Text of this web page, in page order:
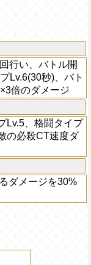
行い、バトル開
Lv.6(30秒)、バト
倍のダメージ
Lv.5、格闘タイプ
の必殺CT速度ダ
ダメージを30%